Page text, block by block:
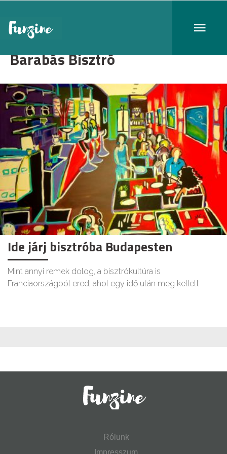
Barabás Bisztró
Ide járj bisztróba Budapesten
Mint annyi remek dolog, a bisztrókultúra is
Franciaországból ered, ahol egy idő után meg kellett
Rólunk
Impresszum